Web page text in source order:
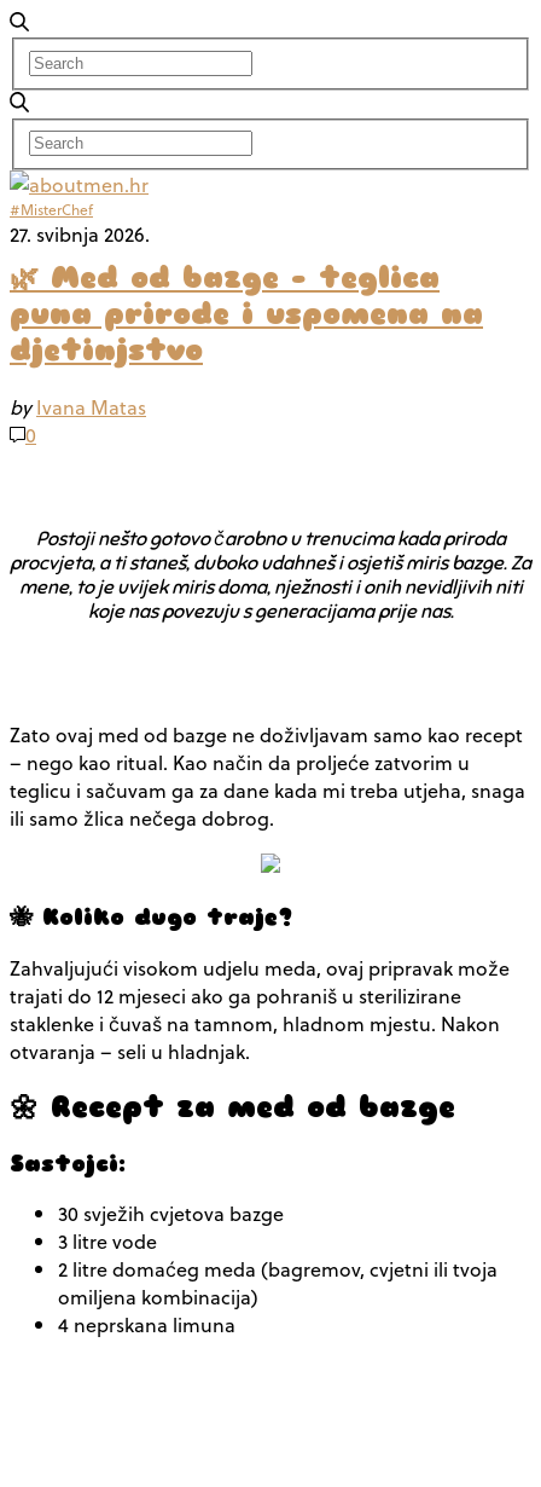
#MisterChef
27. svibnja 2026.
🌿 Med od bazge – teglica
puna prirode i uspomena na
djetinjstvo
by Ivana Matas
0
Postoji nešto gotovo čarobno u trenucima kada priroda
procvjeta, a ti staneš, duboko udahneš i osjetiš miris bazge. Za
mene, to je uvijek miris doma, nježnosti i onih nevidljivih niti
koje nas povezuju s generacijama prije nas.
Zato ovaj med od bazge ne doživljavam samo kao recept
– nego kao ritual. Kao način da proljeće zatvorim u
teglicu i sačuvam ga za dane kada mi treba utjeha, snaga
ili samo žlica nečega dobrog.
🐝 Koliko dugo traje?
Zahvaljujući visokom udjelu meda, ovaj pripravak može
trajati do 12 mjeseci ako ga pohraniš u sterilizirane
staklenke i čuvaš na tamnom, hladnom mjestu. Nakon
otvaranja – seli u hladnjak.
🌼 Recept za med od bazge
Sastojci:
30 svježih cvjetova bazge
3 litre vode
2 litre domaćeg meda (bagremov, cvjetni ili tvoja
omiljena kombinacija)
4 neprskana limuna